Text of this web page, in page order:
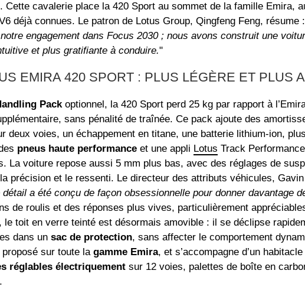
Cette cavalerie place la 420 Sport au sommet de la famille Emira,
déjà connues. Le patron de Lotus Group, Qingfeng Feng, résume
engagement dans Focus 2030 ; nous avons construit une
et plus gratifiante à conduire."
EMIRA 420 SPORT : PLUS LÉGÈRE ET PLUS
Packoptionnel, la 420 Sport perd 25 kg par rapport à
sans pénalité de traînée. Ce pack ajoute des
deux voies, un échappement en titane, une batterie lithium-ion,
pneus haute performance et une appli Lotus Track
La voiture repose aussi 5 mm plus bas, avec des réglages de
précision et le ressenti. Le directeur des attributs véhicules,
détail a été conçu de façon obsessionnelle pour donner davantage
de roulis et des réponses plus vives, particulièrement
le toit en verre teinté est désormais amovible : il se déclipse
dans un sac de protection, sans affecter le comportement
sur toute la gamme Emira, et s’accompagne d’un
réglables électriquement sur 12 voies, palettes de boîte en